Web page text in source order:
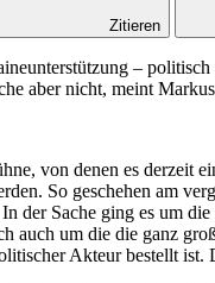
Zitieren
–
aber nicht, meint
von denen es derzeit
So geschehen am
der Sache ging es um
auch um die die ganz
Akteur bestellt ist.